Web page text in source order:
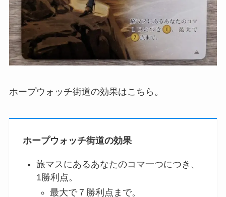
ホープウォッチ街道の効果はこちら。
ホープウォッチ街道の効果
旅マスにあるあなたのコマ一つにつき、
1勝利点。
最大で７勝利点まで。